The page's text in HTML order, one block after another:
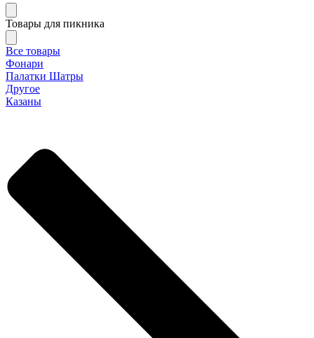
Товары для пикника
Все товары
Фонари
Палатки Шатры
Другое
Казаны